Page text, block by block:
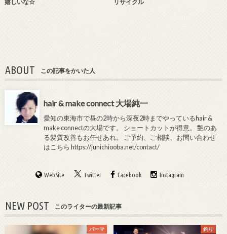
嬉しいな☆ リサイクル
ABOUT この記事をかいた人
hair & make connect 大場純一
愛知の東海市で昼の2時から深夜2時までやっているhair &
make connectの大場です。 ショートカットが得意。 艶のあ
る髪質改善もお任せあれ。 ご予約、ご相談、お問い合わせ
はこちらhttps://junichiooba.net/contact/
WebSite Twitter Facebook Instagram
NEW POST このライターの最新記事
パーマ 釣り